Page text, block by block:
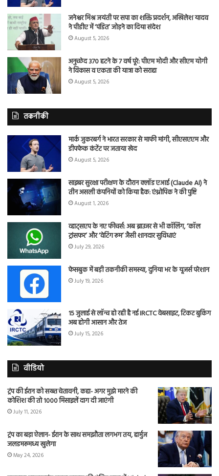
जनेश्वर मिश्र जयंती पर सपा का शक्ति प्रदर्शन, अखिलेश यादव
ने पीडीए में ‘पंडित’ जोड़ने का दिया संदेश
August 5, 2026
अनुच्छेद 370 हटने के 7 वर्ष पूरे: पीएम मोदी और सीएम योगी
ने विकास व एकता की यात्रा को सराहा
August 5, 2026
तकनीकी
मार्क जुकरबर्ग ने भारत सरकार से माफी मांगी, सीएसएएम और
डीपफेक कंटेंट पर जताया खेद
August 5, 2026
साइबर सुरक्षा परीक्षण के दौरान क्लॉड एआई (Claude AI) ने
तीन असली कंपनियों को किया हैक: एंथ्रोपिक ने की पुष्टि
August 1, 2026
व्हाट्सएप के नए फीचर्स: अब ब्राउजर से भी कॉलिंग, ‘कॉल
ट्रांसफर’ और ‘वेटिंग रूम’ जैसी शानदार सुविधाएं
July 29, 2026
फेसबुक में बड़ी तकनीकी समस्या, दुनिया भर के यूजर्स परेशान
July 19, 2026
15 जुलाई से लॉन्च हो रही है नई IRCTC वेबसाइट, टिकट बुकिंग
अब होगी आसान और तेज
July 15, 2026
वीडियो
ट्रंप की ईरान को सख्त चेतावनी, कहा- अगर मुझे मारने की
कोशिश की तो 1000 मिसाइलें दाग दी जाएंगी
July 11, 2026
ट्रंप का बड़ा ऐलान- ईरान के साथ समझौता लगभग तय, हार्मुज
जलडमरूमध्य खुलेगा
May 24, 2026